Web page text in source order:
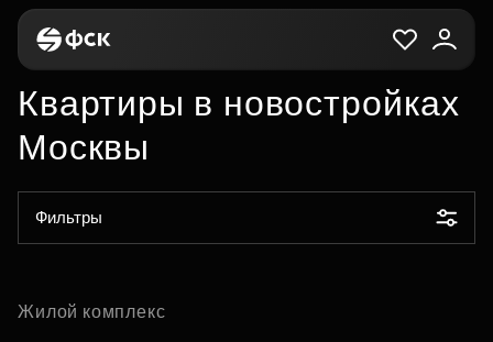
Квартиры в новостройках
Москвы
Фильтры
Жилой комплекс